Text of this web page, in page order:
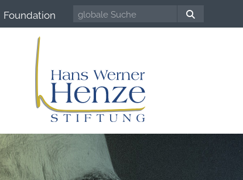
Foundation